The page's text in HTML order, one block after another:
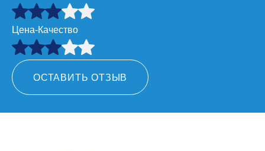
Цена-Качество
ОСТАВИТЬ ОТЗЫВ